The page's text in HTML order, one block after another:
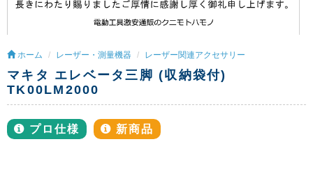
ホーム レーザー・測量機器 レーザー関連アクセサリー
マキタ エレベータ三脚 (収納袋付)
TK00LM2000
プロ仕様 新商品